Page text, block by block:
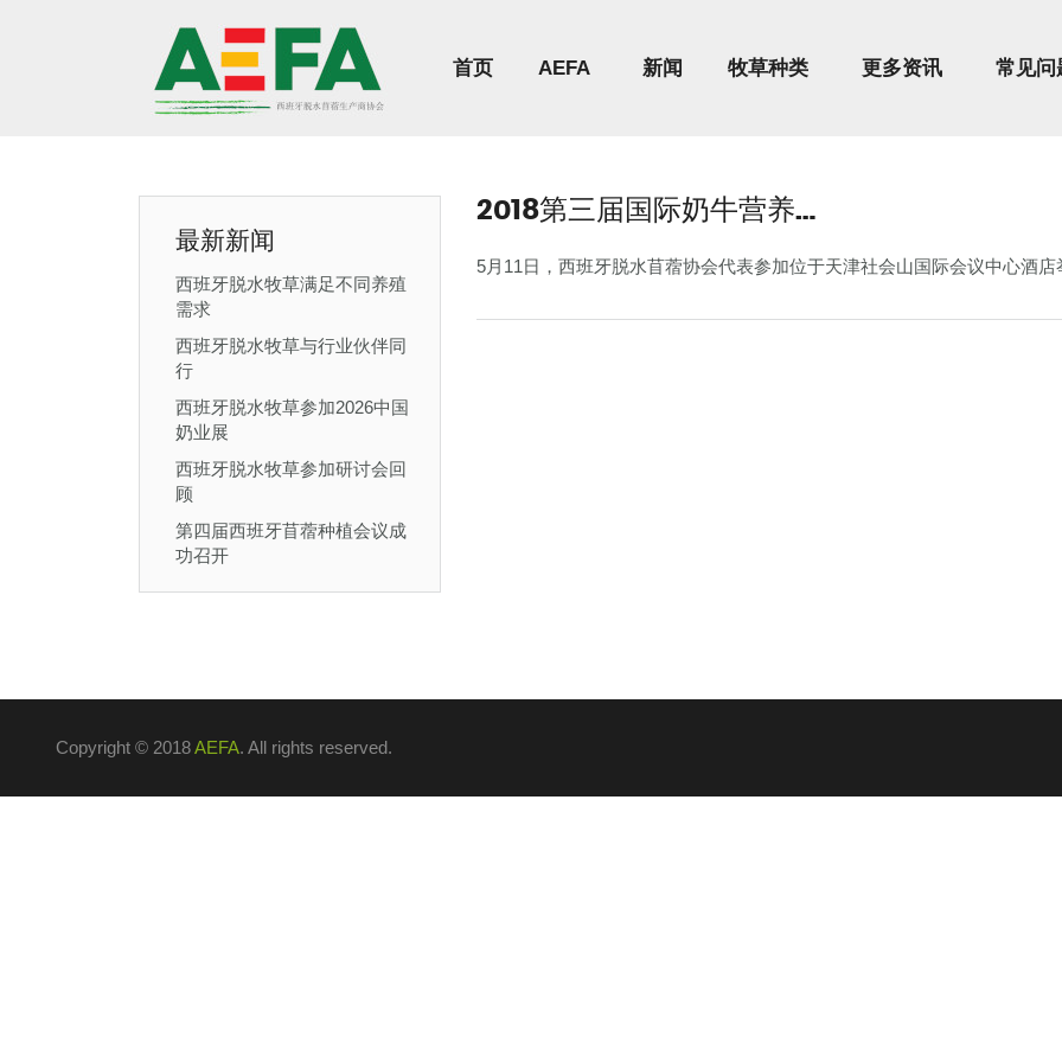
首页 AEFA 新闻 牧草种类 更多资讯 常见问
2018第三届国际奶牛营养…
5月11日，西班牙脱水苜蓿协会代表参加位于天津社会山国际会议中心酒店
最新新闻
西班牙脱水牧草满足不同养殖
需求
西班牙脱水牧草与行业伙伴同
行
西班牙脱水牧草参加2026中国
奶业展
西班牙脱水牧草参加研讨会回
顾
第四届西班牙苜蓿种植会议成
功召开
Copyright © 2018AEFA. All rights reserved.